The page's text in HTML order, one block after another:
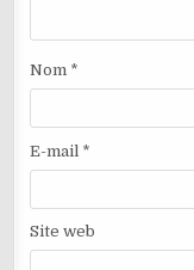
Nom *
E-mail *
Site web